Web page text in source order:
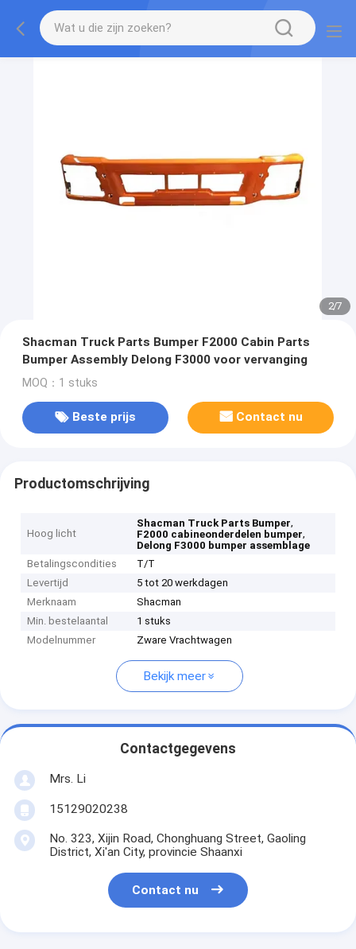
2/7
Shacman Truck Parts Bumper F2000 Cabin Parts
Bumper Assembly Delong F3000 voor vervanging
MOQ：1 stuks
Beste prijs Contact nu
Productomschrijving
Hoog licht
Shacman Truck Parts Bumper,
F2000 cabineonderdelen bumper,
Delong F3000 bumper assemblage
Betalingscondities
T/T
Levertijd
5 tot 20 werkdagen
Merknaam
Shacman
Min. bestelaantal
1 stuks
Modelnummer
Zware Vrachtwagen
Bekijk meer
Contactgegevens
Mrs. Li
15129020238
No. 323, Xijin Road, Chonghuang Street, Gaoling
District, Xi'an City, provincie Shaanxi
Contact nu